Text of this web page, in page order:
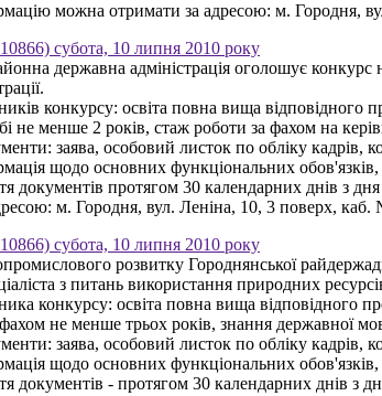
можна отримати за адресою: м. Городня,
субота, 10 липня 2010 року
державна адміністрація оголошує
конкурсу: освіта повна вища
не менше 2 років, стаж роботи за фахом на
заява, особовий листок по обліку кадрів,
щодо основних функціональних
документів протягом 30 календарних днів з
м. Городня, вул. Леніна, 10, 3 поверх,
субота, 10 липня 2010 року
розвитку Городнянської
з питань використання природних
конкурсу: освіта повна вища відповідного
не менше трьох років, знання державної
заява, особовий листок по обліку кадрів,
щодо основних функціональних
документів - протягом 30 календарних днів з